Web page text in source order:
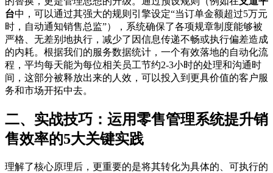
台中，可以通过其强大的规则引擎设定“当订单金额超过5万元
时，自动通知销售总监”），系统确保了各项规章制度能够被
严格、无差别地执行，减少了因信息传递不畅或执行偏差造成
的内耗。根据我们的服务数据统计，一个有效落地的自动化流
程，平均每天能为每位相关员工节约2-3小时的处理和沟通时
间，这部分被释放出来的人效，可以投入到更具价值的客户服
务和市场开拓中去。
二、实战技巧：运用零售管理系统提升销
售效率的5大关键实践
理解了核心原理后，更重要的是将其转化为具体的、可执行的